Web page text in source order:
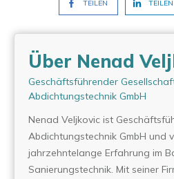
TEILEN TEILEN
Über Nenad
Geschäftsführender
Abdichtungstechnik GmbH
Nenad Veljkovic ist
Abdichtungstechnik GmbH und
jahrzehntelange Erfahrung im
Sanierungstechnik. Mit seiner